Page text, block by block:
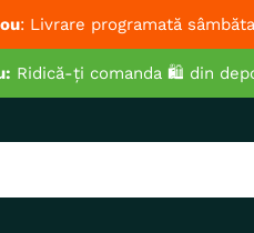
: Livrare programată
Ridică-ți comanda 🛍️ din